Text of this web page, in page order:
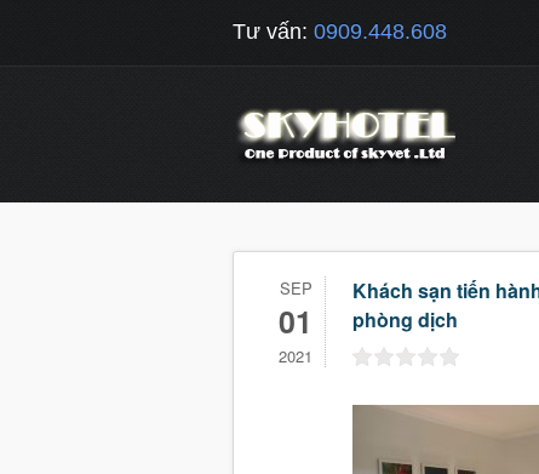
Tư vấn: 0909.448.608
SEP
01
2021
Khách sạn tiến
phòng dịch